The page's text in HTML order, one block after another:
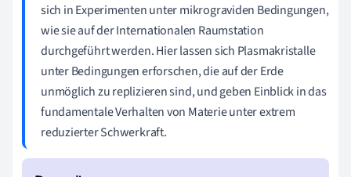
sich in Experimenten unter mikrograviden Bedingungen,
wie sie auf der Internationalen Raumstation
durchgeführt werden. Hier lassen sich Plasmakristalle
unter Bedingungen erforschen, die auf der Erde
unmöglich zu replizieren sind, und geben Einblick in das
fundamentale Verhalten von Materie unter extrem
reduzierter Schwerkraft.